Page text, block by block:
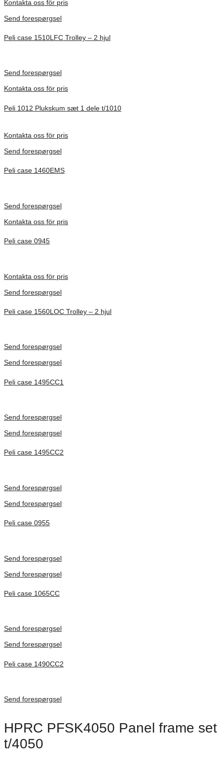
Kontakta oss för pris
Send forespørgsel
Peli case 1510LFC Trolley – 2 hjul
Send forespørgsel
Kontakta oss för pris
Peli 1012 Plukskum sæt 1 dele t/1010
Kontakta oss för pris
Send forespørgsel
Peli case 1460EMS
Send forespørgsel
Kontakta oss för pris
Peli case 0945
Kontakta oss för pris
Send forespørgsel
Peli case 1560LOC Trolley – 2 hjul
Send forespørgsel
Send forespørgsel
Peli case 1495CC1
Send forespørgsel
Send forespørgsel
Peli case 1495CC2
Send forespørgsel
Send forespørgsel
Peli case 0955
Send forespørgsel
Send forespørgsel
Peli case 1065CC
Send forespørgsel
Send forespørgsel
Peli case 1490CC2
Send forespørgsel
HPRC PFSK4050 Panel frame set
t/4050